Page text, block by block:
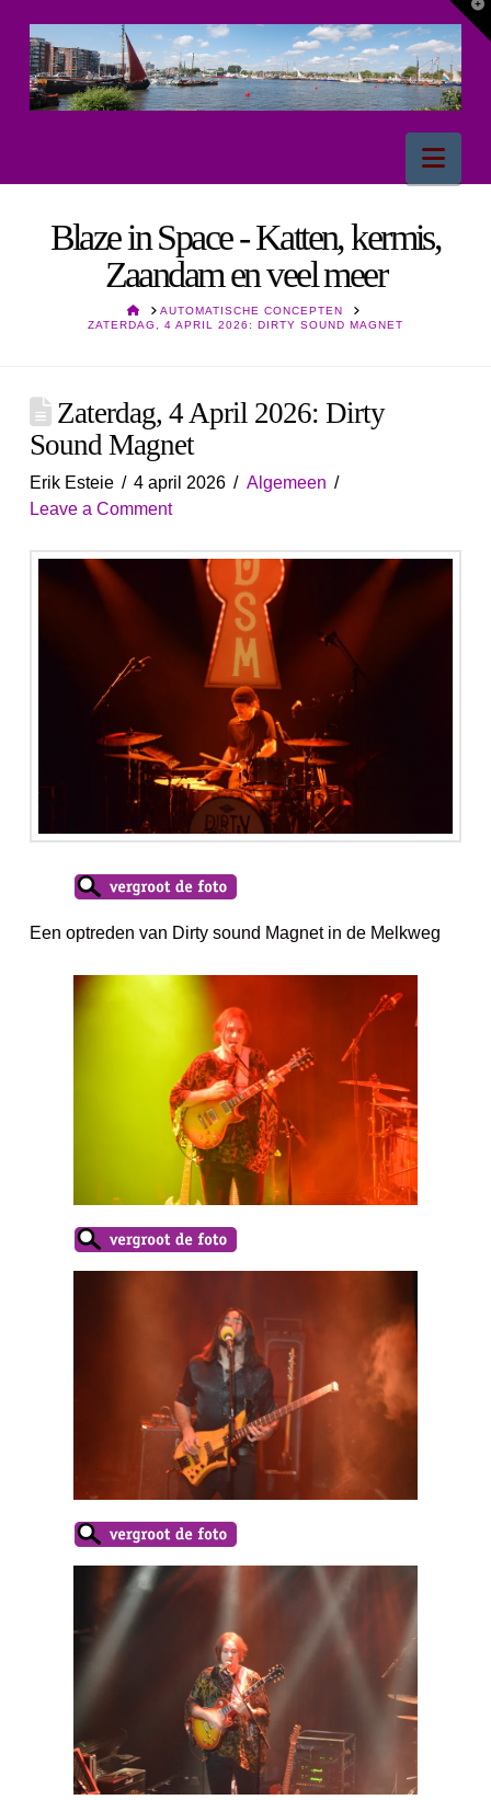
Blaze in Space - Katten, kermis,
Zaandam en veel meer
HOMEAUTOMATISCHE CONCEPTEN
ZATERDAG, 4 APRIL 2026: DIRTY SOUND MAGNET
Zaterdag, 4 April 2026: Dirty
Sound Magnet
Erik Esteie 4 april 2026
Algemeen
Leave a Comment
Een optreden van Dirty sound Magnet in de Melkweg